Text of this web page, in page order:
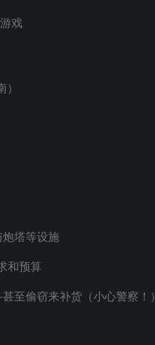
塔等设施
和预算
至偷窃来补货（小心警察！）